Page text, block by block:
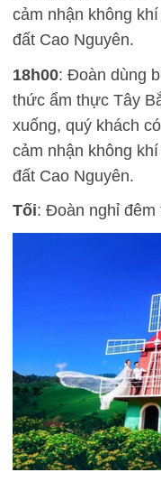
cảm nhận không
đất Cao Nguyên.
18h00: Đoàn dùng
thức ẩm thực Tây
xuống, quý khách
cảm nhận không
đất Cao Nguyên.
Tối: Đoàn nghỉ đêm